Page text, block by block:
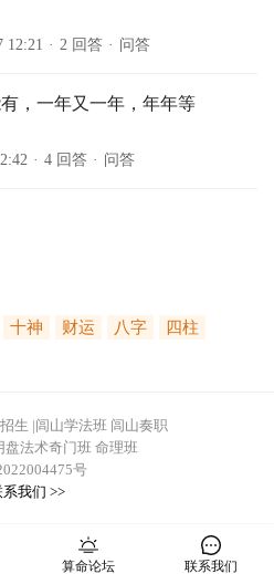
12:21 · 2 回答 · 问答
，一年又一年，年年等
· 4 回答 · 问答
十神 财运 八字
四柱
生 |闾山学法班 闾山奏职
盘法术奇门班 命理班
号
系我们 >>
算命论坛 联系我们